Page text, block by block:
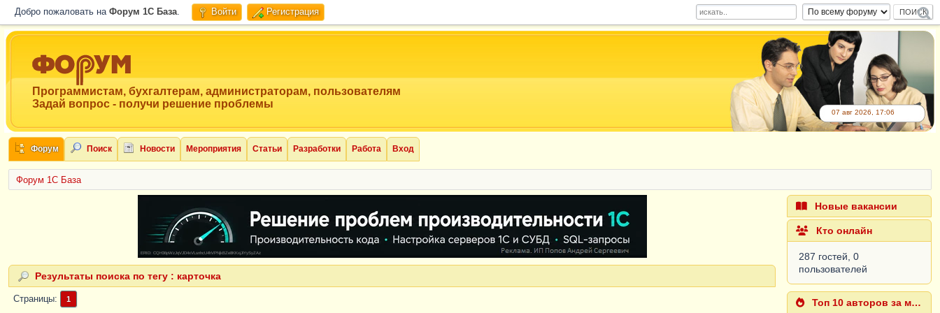
Добро пожаловать на Форум 1C База. Войти Регистрация
Программистам, бухгалтерам, администраторам, пользователям
Задай вопрос - получи решение проблемы
07 авг 2026, 17:06
Форум Поиск Новости Мероприятия Статьи Разработки Работа Вход
Форум 1C База
ERID: CQH36pWzJqVJD4xVLsnhcU4hVPNjkBZe8KKxjJiYySyZAz
Результаты поиска по тегу : карточка
Страницы 1
Новые вакансии
Кто онлайн
287 гостей, 0
пользователей
Топ 10 авторов за месяц